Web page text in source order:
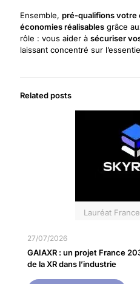
Ensemble, pré-qualifions votre
économies réalisables grâce
rôle : vous aider à sécuriser
laissant concentré sur
Related posts
Lauréat
27/07/2026
GAIAXR : un projet France
de la XR dans l’industrie